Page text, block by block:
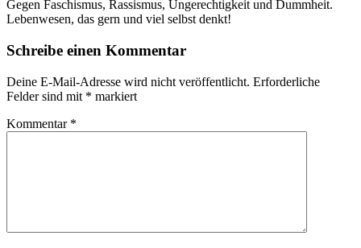
Gegen Faschismus, Rassismus, Ungerechtigkeit und Dummheit.
Lebenwesen, das gern und viel selbst denkt!
Schreibe einen Kommentar
Deine E-Mail-Adresse wird nicht veröffentlicht. Erforderliche
Felder sind mit * markiert
Kommentar *